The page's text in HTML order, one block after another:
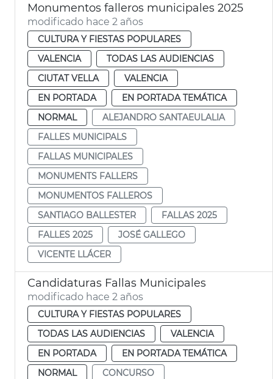
Monumentos falleros municipales 2025
modificado hace 2 años
CULTURA Y FIESTAS POPULARES
VALENCIA
TODAS LAS AUDIENCIAS
CIUTAT VELLA
VALENCIA
EN PORTADA
EN PORTADA TEMÁTICA
NORMAL
ALEJANDRO SANTAEULALIA
FALLES MUNICIPALS
FALLAS MUNICIPALES
MONUMENTS FALLERS
MONUMENTOS FALLEROS
SANTIAGO BALLESTER
FALLAS 2025
FALLES 2025
JOSÉ GALLEGO
VICENTE LLÁCER
Candidaturas Fallas Municipales
modificado hace 2 años
CULTURA Y FIESTAS POPULARES
TODAS LAS AUDIENCIAS
VALENCIA
EN PORTADA
EN PORTADA TEMÁTICA
NORMAL
CONCURSO